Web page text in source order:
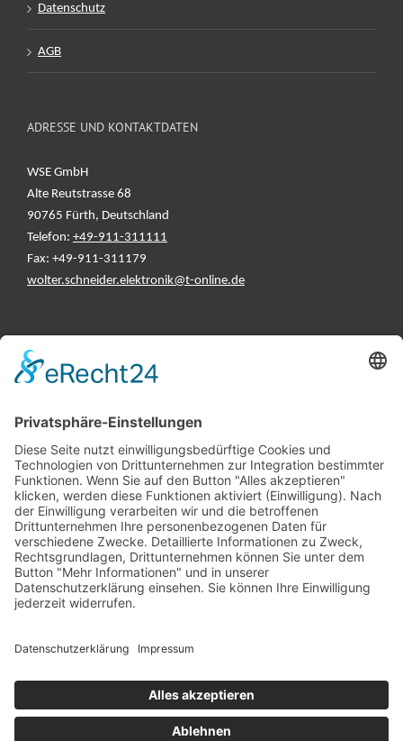
Datenschutz
AGB
ADRESSE UND KONTAKTDATEN
WSE GmbH
Alte Reutstrasse 68
90765 Fürth, Deutschland
Telefon: +49-911-311111
Fax: +49-911-311179
wolter.schneider.elektronik@t-online.de
INFORMATIONEN
Fehlerliste
Impressum
Datenschutzerklärung
AGB